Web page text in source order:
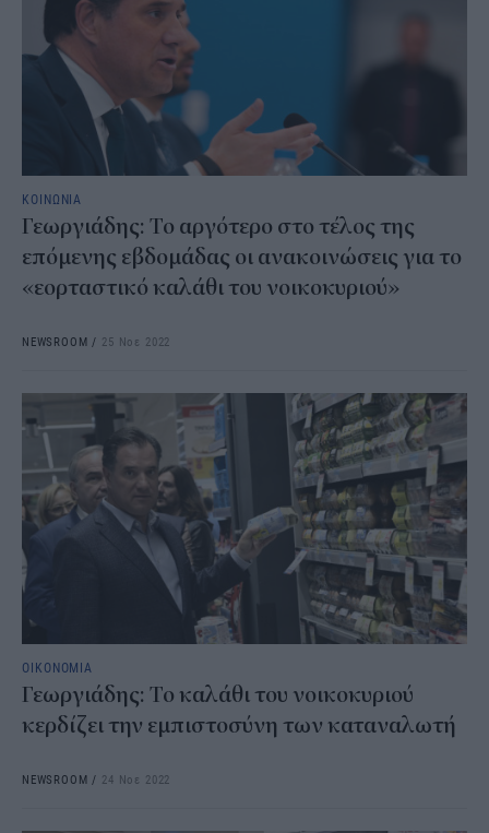
ΚΟΙΝΩΝΙΑ
Γεωργιάδης: Το αργότερο στο τέλος της
επόμενης εβδομάδας οι ανακοινώσεις για το
«εορταστικό καλάθι του νοικοκυριού»
NEWSROOM / 25 Νοε 2022
ΟΙΚΟΝΟΜΙΑ
Γεωργιάδης: Το καλάθι του νοικοκυριού
κερδίζει την εμπιστοσύνη των καταναλωτή
NEWSROOM / 24 Νοε 2022